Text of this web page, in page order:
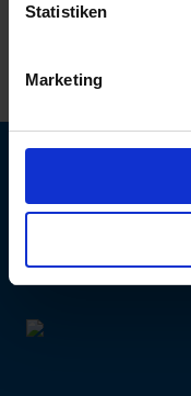
Statistiken
Marketing
SCHURTER